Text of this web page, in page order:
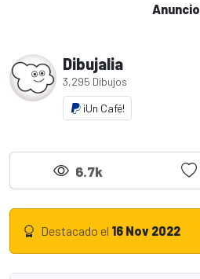
Anuncio
Dibujalia
3,295 Dibujos
¡Un Café!
6.7k
Destacado el 16 Nov 2022